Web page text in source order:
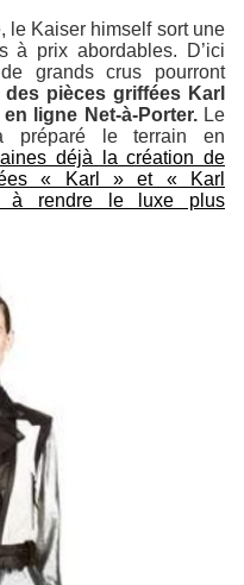
le Kaiser himself sort une
à prix abordables. D’ici
grands crus pourront
pièces griffées Karl
ligne Net-à-Porter.Le
préparé le terrain en
déjà la création de
« Karl » et « Karl
à rendre le luxe plus